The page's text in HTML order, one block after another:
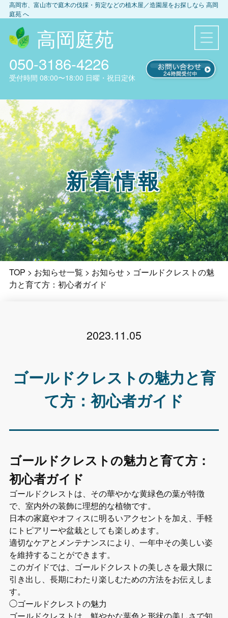
高岡市、富山市で庭木の伐採・剪定などの植木屋／造園屋をお探しなら 高岡
庭苑へ
高岡庭苑
050-3186-4226
受付時間 08:00〜18:00 日曜・祝日定休
新着情報
TOP > お知らせ一覧 > お知らせ> ゴールドクレストの魅
力と育て方：初心者ガイド
2023.11.05
ゴールドクレストの魅力と育
て方：初心者ガイド
ゴールドクレストの魅力と育て方：
初心者ガイド
ゴールドクレストは、その華やかな黄緑色の葉が特徴
で、室内外の装飾に理想的な植物です。
日本の家庭やオフィスに明るいアクセントを加え、手軽
にトピアリーや盆栽としても楽しめます。
適切なケアとメンテナンスにより、一年中その美しい姿
を維持することができます。
このガイドでは、ゴールドクレストの美しさを最大限に
引き出し、長期にわたり楽しむための方法をお伝えしま
す。
◯ゴールドクレストの魅力